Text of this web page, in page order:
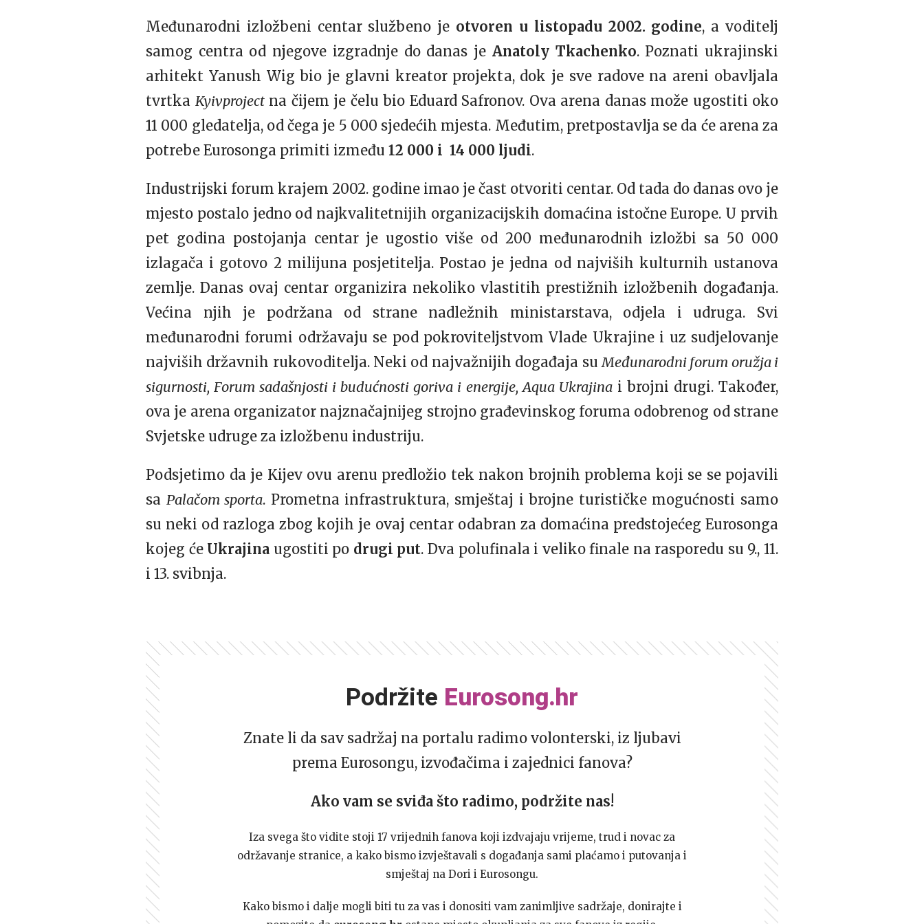
Međunarodni izložbeni centar službeno je otvoren u listopadu 2002. godine, a voditelj
samog centra od njegove izgradnje do danas je Anatoly Tkachenko. Poznati ukrajinski
arhitekt Yanush Wig bio je glavni kreator projekta, dok je sve radove na areni obavljala
tvrtka Kyivprojectna čijem je čelu bio Eduard Safronov. Ova arena danas može ugostiti oko
11 000 gledatelja, od čega je 5 000 sjedećih mjesta. Međutim, pretpostavlja se da će arena za
potrebe Eurosonga primiti između 12 000 i 14 000 ljudi.
Industrijski forum krajem 2002. godine imao je čast otvoriti centar. Od tada do danas ovo je
mjesto postalo jedno od najkvalitetnijih organizacijskih domaćina istočne Europe. U prvih
pet godina postojanja centar je ugostio više od 200 međunarodnih izložbi sa 50 000
izlagača i gotovo 2 milijuna posjetitelja. Postao je jedna od najviših kulturnih ustanova
zemlje. Danas ovaj centar organizira nekoliko vlastitih prestižnih izložbenih događanja.
Većina njih je podržana od strane nadležnih ministarstava, odjela i udruga. Svi
međunarodni forumi održavaju se pod pokroviteljstvom Vlade Ukrajine i uz sudjelovanje
najviših državnih rukovoditelja. Neki od najvažnijih događaja su Međunarodni forum oružja i
sigurnosti, Forum sadašnjosti i budućnosti goriva i energije, Aqua Ukrajinai brojni drugi. Također,
ova je arena organizator najznačajnijeg strojno građevinskog foruma odobrenog od strane
Svjetske udruge za izložbenu industriju.
Podsjetimo da je Kijev ovu arenu predložio tek nakon brojnih problema koji se se pojavili
sa Palačom sporta. Prometna infrastruktura, smještaj i brojne turističke mogućnosti samo
su neki od razloga zbog kojih je ovaj centar odabran za domaćina predstojećeg Eurosonga
kojeg će Ukrajina ugostiti po drugi put. Dva polufinala i veliko finale na rasporedu su 9., 11.
i 13. svibnja.
Podržite Eurosong.hr
Znate li da sav sadržaj na portalu radimo volonterski, iz ljubavi
prema Eurosongu, izvođačima i zajednici fanova?
Ako vam se sviđa što radimo, podržite nas!
Iza svega što vidite stoji 17 vrijednih fanova koji izdvajaju vrijeme, trud i novac za
održavanje stranice, a kako bismo izvještavali s događanja sami plaćamo i putovanja i
smještaj na Dori i Eurosongu.
Kako bismo i dalje mogli biti tu za vas i donositi vam zanimljive sadržaje, donirajte i